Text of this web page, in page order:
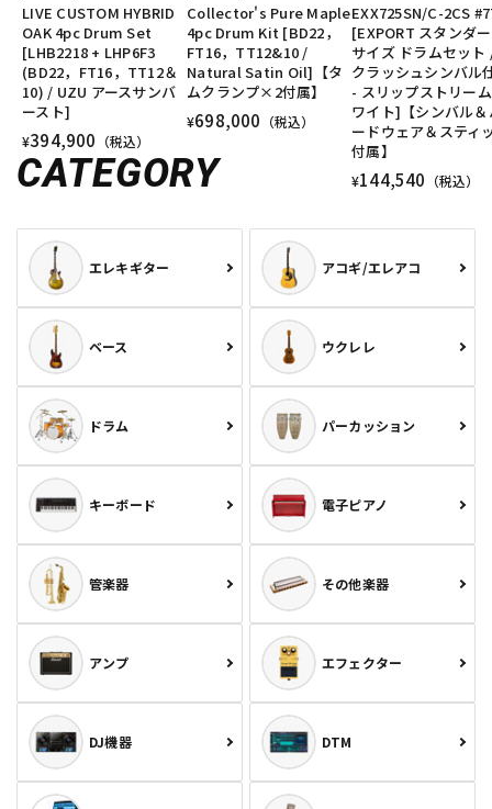
LIVE CUSTOM HYBRID
OAK 4pc Drum Set
[LHB2218 + LHP6F3
(BD22，FT16，TT12＆
10) / UZU アースサンバ
ースト]
¥394,900 （税込）
Collector's Pure Maple
4pc Drum Kit [BD22，
FT16，TT12&10 /
Natural Satin Oil]【タ
ムクランプ×2付属】
¥698,000 （税込）
EXX725SN/C-2CS
[EXPORT スタンダ
サイズ ドラムセット
クラッシュシンバル
- スリップストリー
ワイト]【シンバル＆
ードウェア＆スティ
付属】
¥144,540 （税込）
CATEGORY
エレキギター アコギ/エレアコ
ベース ウクレレ
ドラム パーカッション
キーボード 電子ピアノ
管楽器 その他楽器
アンプ エフェクター
DJ機器 DTM